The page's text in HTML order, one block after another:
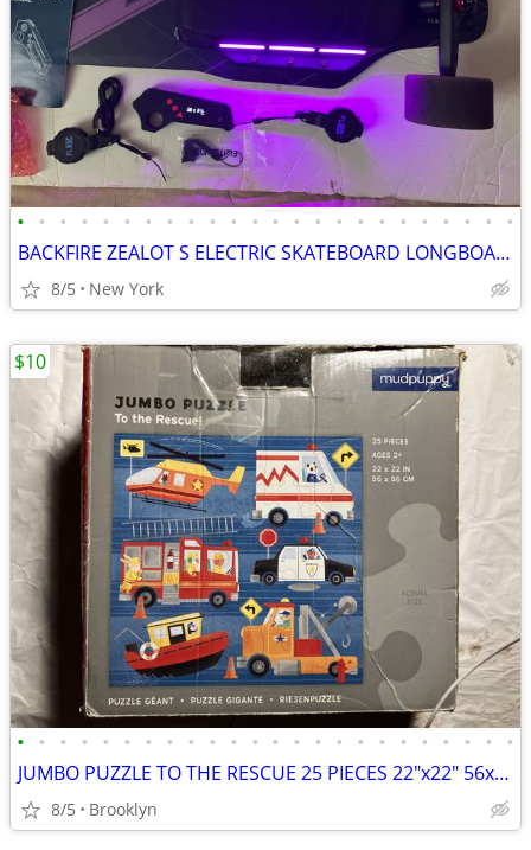
• • • • • • • • • • • • • • • • • • • • • • • •
BACKFIRE ZEALOT S ELECTRIC SKATEBOARD LONGBOARD HOVERBOARD NEW BATTERY
8/5 New York
• • • • • • • • • • • • • • • • • • • • • • • •
JUMBO PUZZLE TO THE RESCUE 25 PIECES 22"x22" 56x56CM MUDPUPPY COPTER P
8/5 Brooklyn
$10